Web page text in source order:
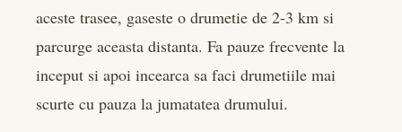
aceste trasee, gaseste o drumetie de 2-3 km si
parcurge aceasta distanta. Fa pauze frecvente la
inceput si apoi incearca sa faci drumetiile mai
scurte cu pauza la jumatatea drumului.